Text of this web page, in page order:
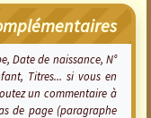
Date de naissance, N°
Titres... si vous en
un commentaire à
de page (paragraphe